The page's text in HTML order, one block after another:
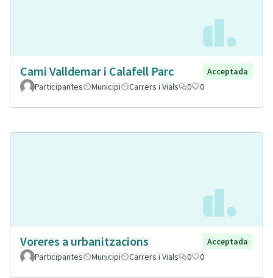
Cami Valldemar i Calafell Parc
Acceptada
Participantes
Municipi Carrers i Vials 0 0
Voreres a urbanitzacions
Acceptada
Participantes
Municipi Carrers i Vials 0 0